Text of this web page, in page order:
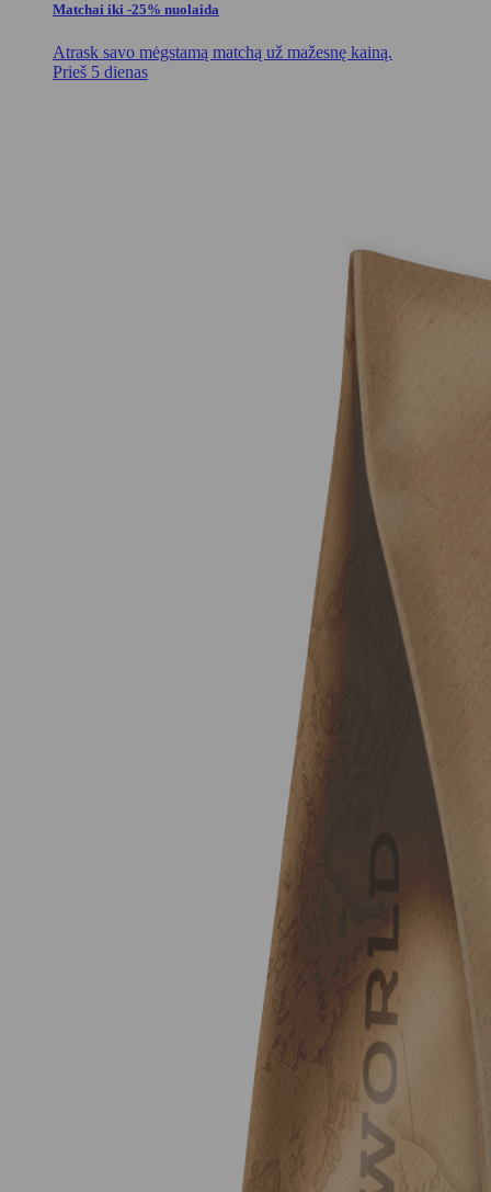
Matchai iki -25% nuolaida
Atrask savo mėgstamą matchą už mažesnę kainą.
Prieš 5 dienas